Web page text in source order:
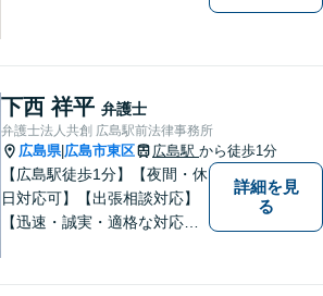
下西 祥平 弁護士
弁護士法人共創 広島駅前法律事務所
広島県| 広島市東区 広島駅 から徒歩1分
【広島駅徒歩1分】【夜間・休
日対応可】【出張相談対応】
【迅速・誠実・適格な対応】
詳細を見
る